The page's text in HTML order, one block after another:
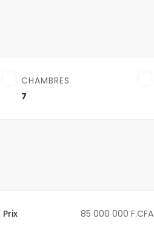
CHAMBRES
7
Prix
85 000 000 F.CFA